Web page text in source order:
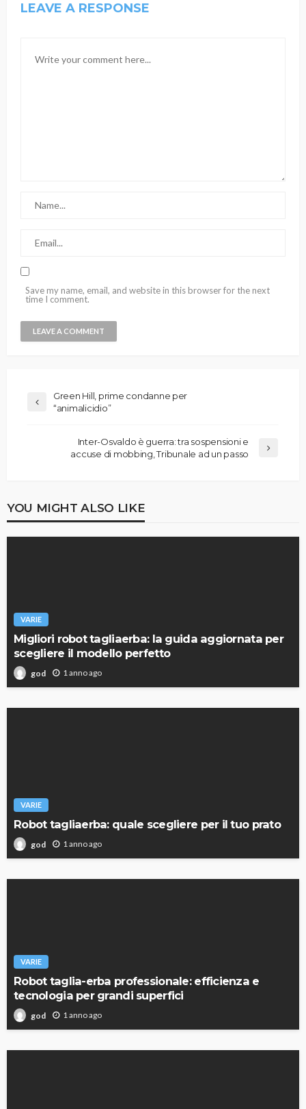
LEAVE A RESPONSE
Save my name, email, and website in this browser for the next
time I comment.
Green Hill, prime condanne per
“animalicidio”
Inter-Osvaldo è guerra: tra sospensioni e
accuse di mobbing, Tribunale ad un passo
YOU MIGHT ALSO LIKE
VARIE
Migliori robot tagliaerba: la guida aggiornata per
scegliere il modello perfetto
god 1 anno ago
VARIE
Robot tagliaerba: quale scegliere per il tuo prato
god 1 anno ago
VARIE
Robot taglia-erba professionale: efficienza e
tecnologia per grandi superfici
god 1 anno ago